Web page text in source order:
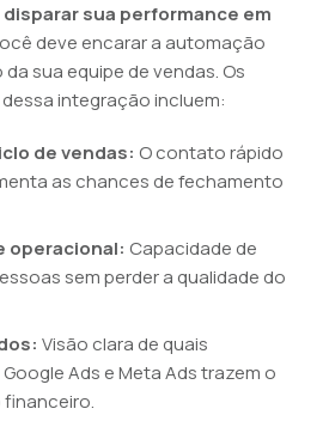
sua performance em
deve encarar a automação
sua equipe de vendas. Os
integração incluem:
de vendas: O contato rápido
as chances de fechamento
operacional: Capacidade de
sem perder a qualidade do
Visão clara de quais
Ads e Meta Ads trazem o